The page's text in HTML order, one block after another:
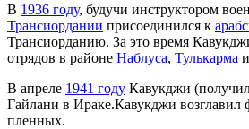
В 1936 году, будучи инструктором
Трансиордании присоединился к
Трансиорданию. За это время
отрядов в районе Наблуса, Тулькарма и
В апреле 1941 году Кавукджи
Гайлани в Ираке.Кавукджи возглавил
пленных.